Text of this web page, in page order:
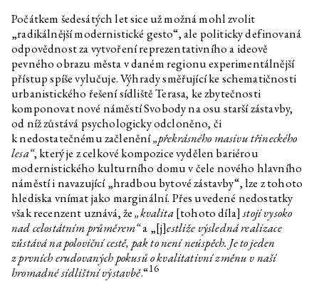
Počátkem šedesátých let sice už možná mohl zvolit
„radikálnější modernistické gesto“, ale politicky definovaná
odpovědnost za vytvoření reprezentativního a ideově
pevného obrazu města v daném regionu experimentálnější
přístup spíše vylučuje. Výhrady směřující ke schematičnosti
urbanistického řešení sídliště Terasa, ke zbytečnosti
komponovat nové náměstí Svobody na osu starší zástavby,
od níž zůstává psychologicky odcloněno, či
k nedostatečnému začlenění„překrásného masivu třineckého
lesa“, který je z celkové kompozice vydělen bariérou
modernistického kulturního domu v čele nového hlavního
náměstí i navazující „hradbou bytové zástavby“, lze z tohoto
hlediska vnímat jako marginální. Přes uvedené nedostatky
však recenzent uznává, že„kvalita[tohoto díla]stojí vysoko
nad celostátním průměrem“a „[j]estliže výsledná realizace
zůstává na poloviční cestě, pak to není neúspěch. Je to jeden
z prvních erudovaných pokusů o kvalitativní změnu v naší
hromadné sídlištní výstavbě.“16